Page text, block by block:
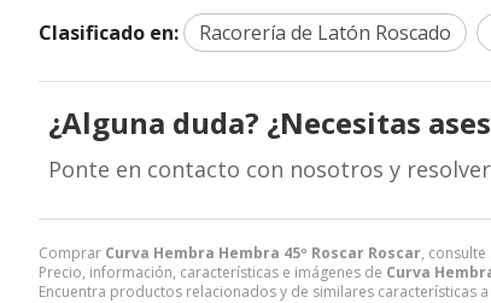
Comprar Curva Hembra Hembra 45º Roscar Roscar,
Precio, información, características e imágenes de Curva
Encuentra productos relacionados y de similares características a
Clasificado en: Racorería de Latón Roscado
¿Alguna duda? ¿Necesitas
Ponte en contacto con nosotros y